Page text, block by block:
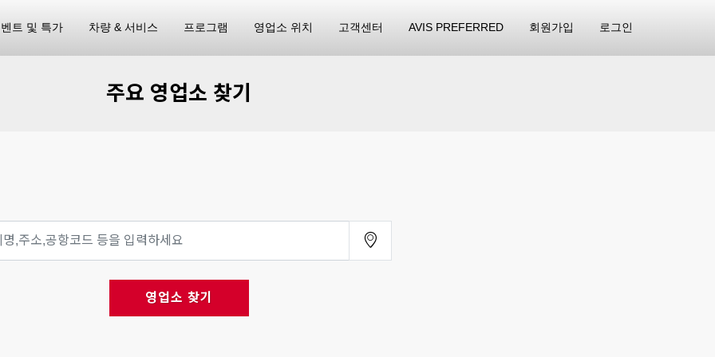
트 및 특가 차량 & 서비스 프로그램 영업소 위치 고객센터 AVIS PREFERRED 회원가입 로그인
주요 영업소 찾기
영업소 찾기